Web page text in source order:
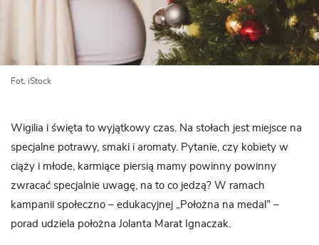
Fot. iStock
Wigilia i święta to wyjątkowy czas. Na stołach jest miejsce na
specjalne potrawy, smaki i aromaty. Pytanie, czy kobiety w
ciąży i młode, karmiące piersią mamy powinny powinny
zwracać specjalnie uwagę, na to co jedzą? W ramach
kampanii społeczno – edukacyjnej „Położna na medal” –
porad udziela położna Jolanta Marat Ignaczak.